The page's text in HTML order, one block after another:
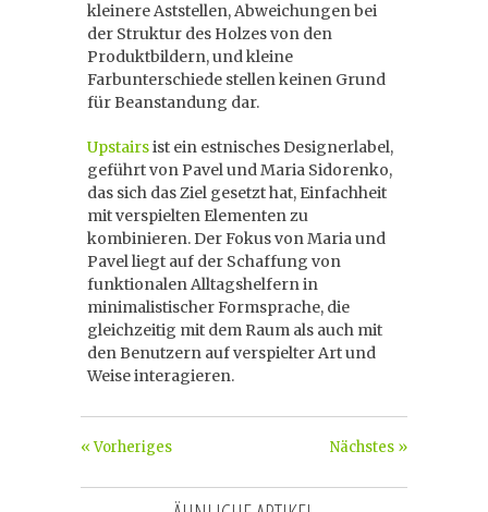
kleinere Aststellen, Abweichungen bei
der Struktur des Holzes von den
Produktbildern, und kleine
Farbunterschiede stellen keinen Grund
für Beanstandung dar.
Upstairsist ein estnisches Designerlabel,
geführt von Pavel und Maria Sidorenko,
das sich das Ziel gesetzt hat, Einfachheit
mit verspielten Elementen zu
kombinieren. Der Fokus von Maria und
Pavel liegt auf der Schaffung von
funktionalen Alltagshelfern in
minimalistischer Formsprache, die
gleichzeitig mit dem Raum als auch mit
den Benutzern auf verspielter Art und
Weise interagieren.
Nächstes »
« Vorheriges